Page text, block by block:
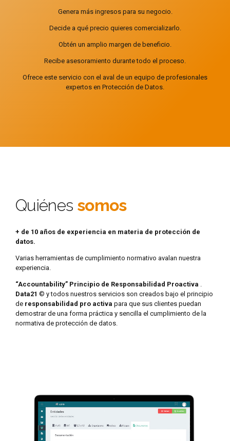
Genera más ingresos para su negocio.
Decide a qué precio quieres comercializarlo.
Obtén un amplio margen de beneficio.
Recibe asesoramiento durante todo el proceso.
Ofrece este servicio con el aval de un equipo de profesionales
expertos en Protección de Datos.
Quiénes somos
+ de 10 años de experiencia en materia de protección de
datos.
Varias herramientas de cumplimiento normativo avalan nuestra
experiencia.
“Accountability” Principio de Responsabilidad Proactiva
Data21 © y todos nuestros servicios son creados bajo el principio
de responsabilidad pro activa para que sus clientes puedan
demostrar de una forma práctica y sencilla el cumplimiento de la
normativa de protección de datos.